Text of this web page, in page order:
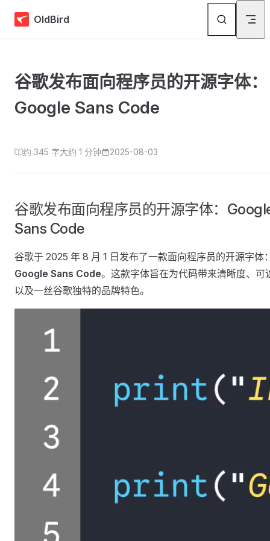
Skip to content
OldBird
谷歌发布面向程序员的开源字体：
Google Sans Code
约 345 字大约 1 分钟 2025-08-03
谷歌发布面向程序员的开源字体：
Sans Code
谷歌于 2025 年 8 月 1 日发布了一款面向程序员的开源字体
Google Sans Code。这款字体旨在为代码带来清晰度、可
以及一丝谷歌独特的品牌特色。